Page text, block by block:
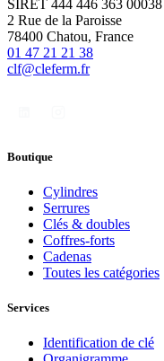
SIRET 444 446 363 00038
2 Rue de la Paroisse
78400 Chatou, France
01 47 21 21 38
clf@cleferm.fr
Boutique
Cylindres
Serrures
Clés & doubles
Coffres-forts
Cadenas
Toutes les catégories
Services
Identification de clé